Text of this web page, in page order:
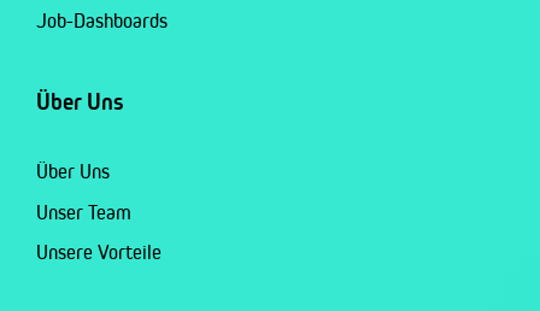
Job-Dashboards
Über Uns
Über Uns
Unser Team
Unsere Vorteile